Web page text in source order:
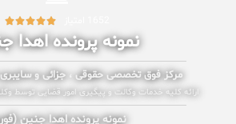





نمونه پرونده اهدا
مرکز فوق تخصصی حقوقی ، جزائی و سایبری
ارائه کلیه خدمات وکالت و پیگیری امور قضایی توسط
نمونه پرونده اهدا جنین